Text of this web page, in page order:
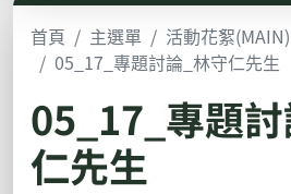
首頁 主選單 活動花絮(MAIN)
05_17_專題討論_林守仁先生
05_17_專題
仁先生